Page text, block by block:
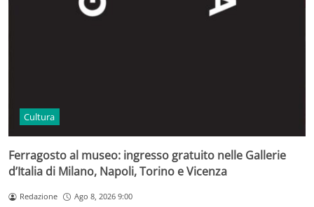
Cultura
Ferragosto al museo: ingresso gratuito nelle Gallerie
d’Italia di Milano, Napoli, Torino e Vicenza
Redazione Ago 8, 2026 9:00